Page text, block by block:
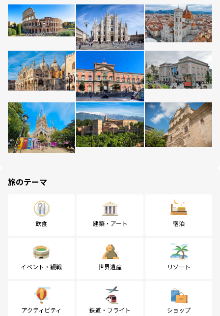
旅のテーマ
飲食 建築・アート 宿泊
イベント・観戦 世界遺産 リゾート
アクティビティ 鉄道・フライト ショップ